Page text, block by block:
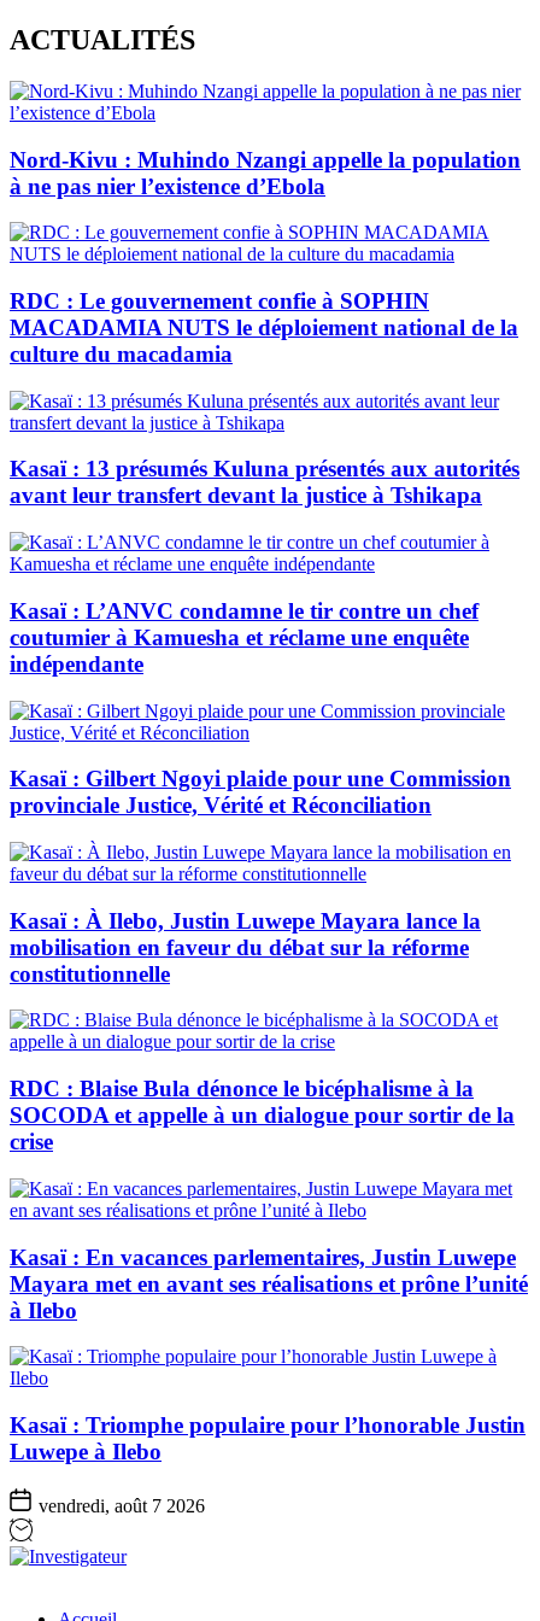
Skip
to
content
ACTUALITÉS
Nord-Kivu : Muhindo Nzangi appelle la population
à ne pas nier l’existence d’Ebola
RDC : Le gouvernement confie à SOPHIN
MACADAMIA NUTS le déploiement national de la
culture du macadamia
Kasaï : 13 présumés Kuluna présentés aux autorités
avant leur transfert devant la justice à Tshikapa
Kasaï : L’ANVC condamne le tir contre un chef
coutumier à Kamuesha et réclame une enquête
indépendante
Kasaï : Gilbert Ngoyi plaide pour une Commission
provinciale Justice, Vérité et Réconciliation
Kasaï : À Ilebo, Justin Luwepe Mayara lance la
mobilisation en faveur du débat sur la réforme
constitutionnelle
RDC : Blaise Bula dénonce le bicéphalisme à la
SOCODA et appelle à un dialogue pour sortir de la
crise
Kasaï : En vacances parlementaires, Justin Luwepe
Mayara met en avant ses réalisations et prône l’unité
à Ilebo
Kasaï : Triomphe populaire pour l’honorable Justin
Luwepe à Ilebo
vendredi, août 7 2026